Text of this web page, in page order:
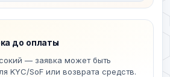
до оплаты
— заявка может быть
KYC/SoF или возврата средств.